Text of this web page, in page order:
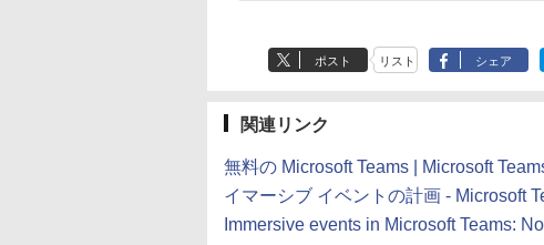
ポスト リスト シェア
関連リンク
無料の Microsoft Teams | Microsoft
イマーシブ イベントの計画 - Microsoft
Immersive events in Microsoft Teams: